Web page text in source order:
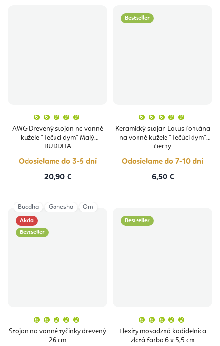
AWG Drevený stojan na vonné
kužele "Tečúci dym" Malý
BUDDHA
produktu
je
5,0
hviezdičiek.
Odosielame do 3-5 dní
20,90 €
Bestseller
Keramický stojan Lotus fontána
na vonné kužele "Tečúci dym"
čierny
produktu
je
5,0
Odosielame do 7-10 dní
6,50 €
Akcia
Bestseller
Stojan na vonné tyčinky drevený
26 cm
produktu
je
Buddha Ganesha Om
Bestseller
Flexity mosadzná kadidelnica
zlatá farba 6 x 5,5 cm
produktu
je
5,0